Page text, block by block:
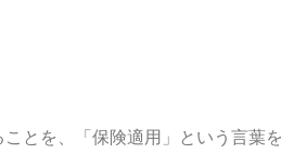
とを、「保険適用」という言葉